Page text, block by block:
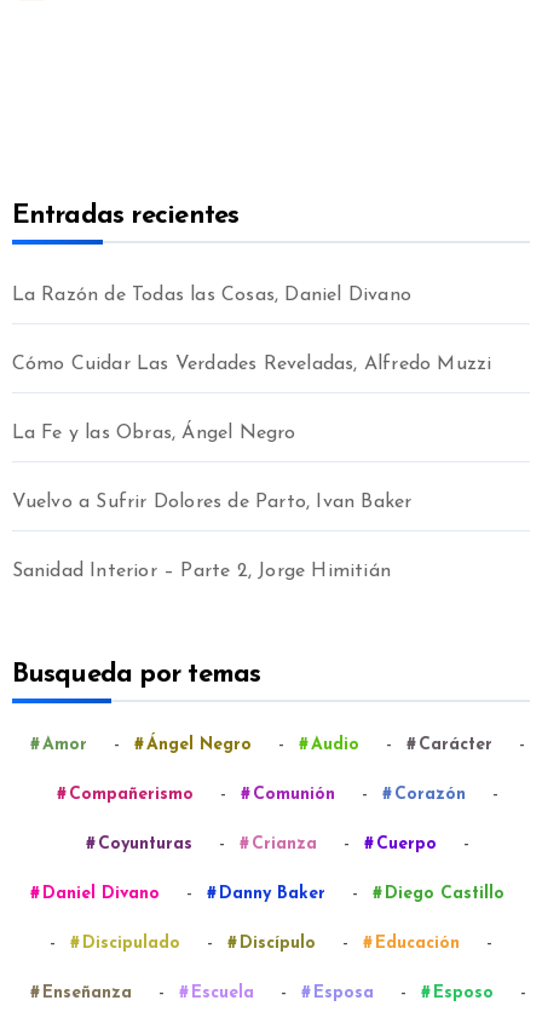
Entradas recientes
La Razón de Todas las Cosas, Daniel Divano
Cómo Cuidar Las Verdades Reveladas, Alfredo Muzzi
La Fe y las Obras, Ángel Negro
Vuelvo a Sufrir Dolores de Parto, Ivan Baker
Sanidad Interior – Parte 2, Jorge Himitián
Busqueda por temas
Amor - Ángel Negro - Audio - Carácter -
Compañerismo - Comunión - Corazón -
Coyunturas - Crianza - Cuerpo -
Daniel Divano - Danny Baker - Diego Castillo
- Discipulado - Discípulo - Educación -
Enseñanza - Escuela - Esposa - Esposo -